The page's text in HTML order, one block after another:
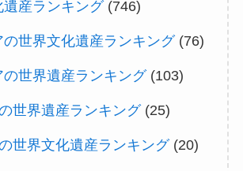
遺産ランキング(746)
の世界文化遺産ランキング(76)
の世界遺産ランキング(103)
世界遺産ランキング(25)
世界文化遺産ランキング(20)